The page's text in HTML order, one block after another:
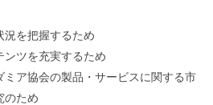
況を把握するため
ンツを充実するため
ミア協会の製品・サービスに関する市
のため